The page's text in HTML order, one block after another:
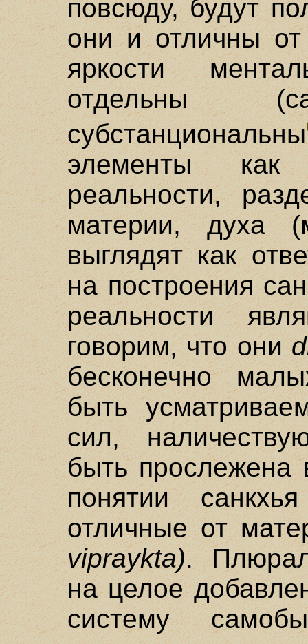
повсюду, будут
они и отличны
яркости
отдельны
субстанциональны
элементы как
реальности,
материи, духа
выглядят как
на построения
реальности
говорим, что они
бесконечно
быть
сил,
быть прослежена
понятии
отличные от
vipraykta).
на целое
систему